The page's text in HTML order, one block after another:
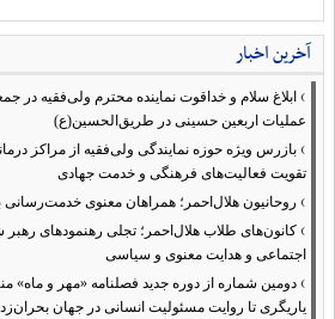
آخرین اخبار
› ابلاغ سلام و خداقوت نماینده محترم ولی‌فقیه در
عملیات اربعین حسینی در طریق‌الحسین(ع)
› بازرس ویژه حوزه نمایندگی ولی‌فقیه از مراکز
تقویت فعالیت‌های فرهنگی و خدمت جهادی
› روحانیون هلال‌احمر؛ همراهان معنوی خدمت‌رسانی
› کانون‌های طلاب هلال‌احمر؛ تجلی رهنمودهای رهبر
اجتماعی و هدایت معنوی و سیاسی
› دومین شماره از دوره جدید فصلنامه «مهر و ماه»
یاریگری تا روایت مسئولیت انسانی در جهان